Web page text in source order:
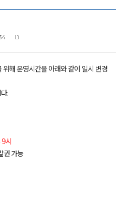
해 운영시간을 아래와 같이 일시 변경
.
9시
권 가능